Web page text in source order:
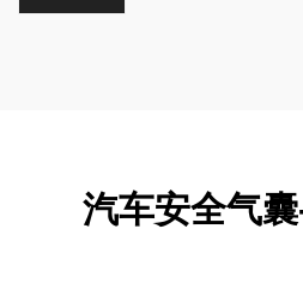
汽车安全气